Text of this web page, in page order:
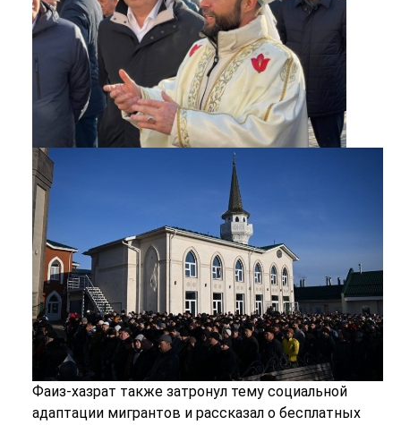
Фаиз-хазрат также затронул тему социальной
адаптации мигрантов и рассказал о бесплатных